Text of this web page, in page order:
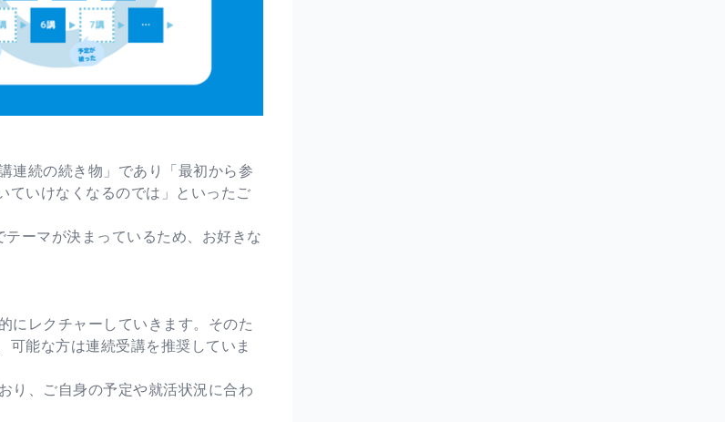
連続の続き物」であり「最初から参
ていけなくなるのでは」といったご
ーマが決まっているため、お好きな
にレクチャーしていきます。そのた
能な方は連続受講を推奨していま
り、ご自身の予定や就活状況に合わ